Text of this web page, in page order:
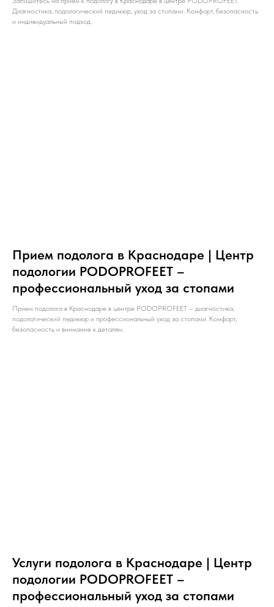
Диагностика, подологический педикюр, уход за стопами. Комфорт, безопасность
и индивидуальный подход.
Прием подолога в Краснодаре | Центр
подологии PODOPROFEET –
профессиональный уход за стопами
Прием подолога в Краснодаре в центре PODOPROFEET – диагностика,
подологический педикюр и профессиональный уход за стопами. Комфорт,
безопасность и внимание к деталям.
Услуги подолога в Краснодаре | Центр
подологии PODOPROFEET –
профессиональный уход за стопами